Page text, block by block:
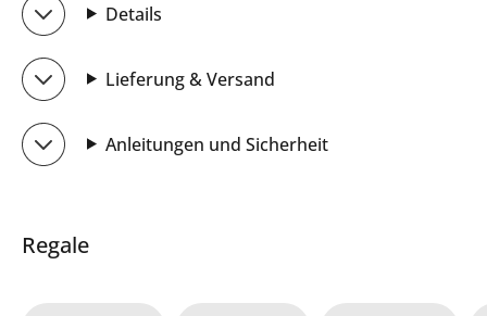
Details
Lieferung & Versand
Anleitungen und Sicherheit
Regale